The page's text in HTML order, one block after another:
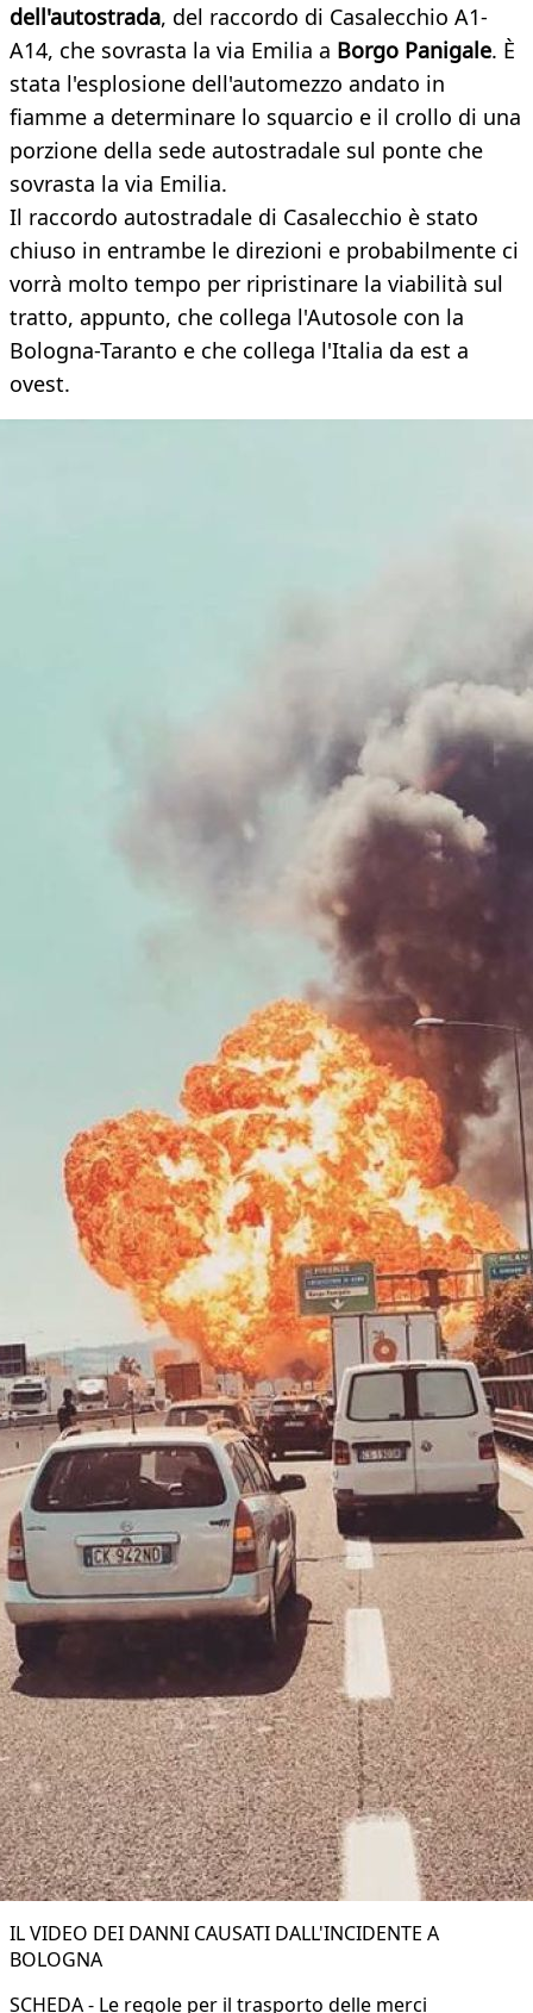
dell'autostrada, del raccordo di Casalecchio A1-
A14, che sovrasta la via Emilia a Borgo Panigale. È
stata l'esplosione dell'automezzo andato in
fiamme a determinare lo squarcio e il crollo di una
porzione della sede autostradale sul ponte che
sovrasta la via Emilia.
Il raccordo autostradale di Casalecchio è stato
chiuso in entrambe le direzioni e probabilmente ci
vorrà molto tempo per ripristinare la viabilità sul
tratto, appunto, che collega l'Autosole con la
Bologna-Taranto e che collega l'Italia da est a
ovest.
IL VIDEO DEI DANNI CAUSATI DALL'INCIDENTE A
BOLOGNA
SCHEDA - Le regole per il trasporto delle merci